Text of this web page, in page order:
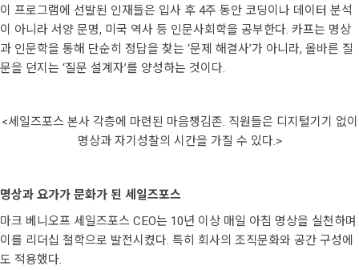
이 프로그램에 선발된 인재들은 입사 후 4주 동안 코딩이나 데이터 분석
이 아니라 서양 문명, 미국 역사 등 인문사회학을 공부한다. 카프는 명상
과 인문학을 통해 단순히 정답을 찾는 ‘문제 해결사’가 아니라, 올바른 질
문을 던지는 ‘질문 설계자’를 양성하는 것이다.
<세일즈포스 본사 각층에 마련된 마음챙김존. 직원들은 디지털기기 없이
명상과 자기성찰의 시간을 가질 수 있다.>
명상과 요가가 문화가 된 세일즈포스
마크 베니오프 세일즈포스 CEO는 10년 이상 매일 아침 명상을 실천하며
이를 리더십 철학으로 발전시켰다. 특히 회사의 조직문화와 공간 구성에
도 적용했다.